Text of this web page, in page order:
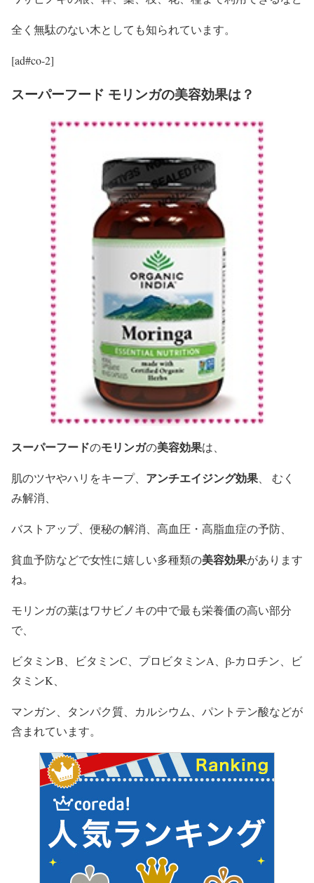
全く無駄のない木としても知られています。
[ad#co-2]
スーパーフード モリンガの美容効果は？
スーパーフードのモリンガの美容効果は、
肌のツヤやハリをキープ、 アンチエイジング効果 、 むく
み解消、
バストアップ、便秘の解消、高血圧・高脂血症の予防、
貧血予防などで女性に嬉しい多種類の美容効果があります
ね。
モリンガの葉はワサビノキの中で最も栄養価の高い部分
で、
ビタミンB、ビタミンC、プロビタミンA、β-カロチン、ビ
タミンK、
マンガン、タンパク質、カルシウム、パントテン酸などが
含まれています。